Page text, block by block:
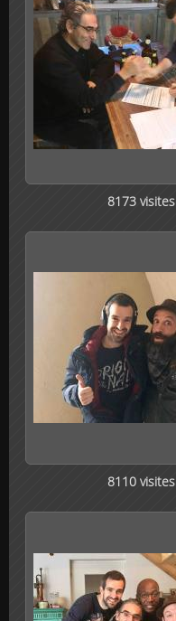
8173 visites
8110 visites